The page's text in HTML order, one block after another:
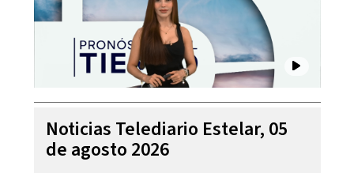
Noticias Telediario Estelar, 05
de agosto 2026